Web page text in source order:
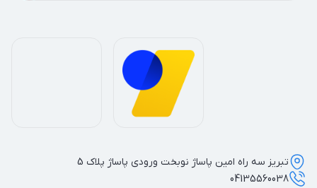
تبریز سه راه امین پاساژ نوبخت ورودی پاساژ پلاک 5
04135560038